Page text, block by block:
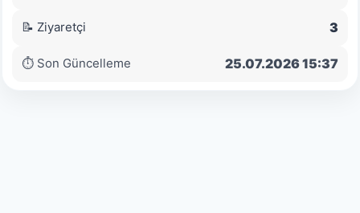
📝 Ziyaretçi 3
⏱ Son Güncelleme 25.07.2026 15:37